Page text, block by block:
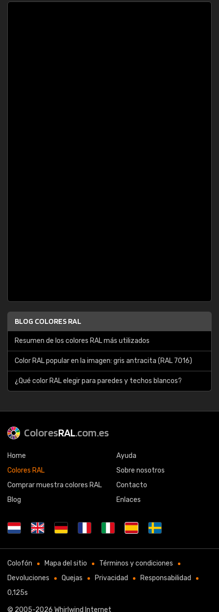
BLOG COLORES RAL
Resumen de los colores RAL más utilizados
Color RAL popular en la imagen: gris antracita (RAL 7016)
¿Qué color RAL elegir para paredes y techos blancos?
ColoresRAL.com.es
Home
Colores RAL
Comprar muestra colores RAL
Blog
Ayuda
Sobre nosotros
Contacto
Enlaces
Colofón Mapa del sitio
Términos y condiciones
Devoluciones
Quejas Privacidad
Responsabilidad
0,125s
© 2005-2026 Whirlwind Internet